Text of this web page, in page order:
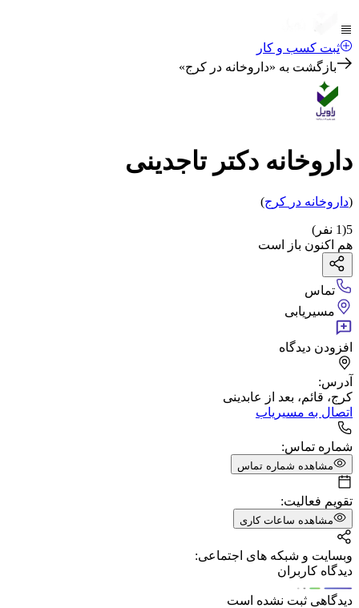
ثبت کسب و کار
بازگشت به «داروخانه در کرج»
داروخانه دکتر تاجدینی
(داروخانه در کرج)
5
(
1 نفر)
هم اکنون باز است
تماس
مسیریابی
افزودن دیدگاه
آدرس:
کرج، قائم، بعد از عابدینی
اتصال به مسیریاب
شماره تماس:
مشاهده شماره تماس
تقویم فعالیت:
مشاهده ساعات کاری
وبسایت و شبکه های اجتماعی:
دیدگاه کاربران
دیدگاهی ثبت نشده است